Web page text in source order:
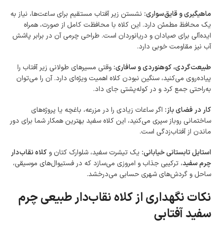
ماهیگیری و قایق‌سواری: نشستن زیر آفتاب مستقیم برای ساعت‌ها، نیاز به
یک محافظ مطمئن دارد. این کلاه با محافظت کامل از صورت، همراه
ایده‌آلی برای صیادان و دریانوردان است. طراحی چرمی آن در برابر پاشش
آب نیز مقاومت خوبی دارد.
طبیعت‌گردی، کوهنوردی و سافاری: وقتی مسیرهای طولانی زیر آفتاب را
پیاده‌روی می‌کنید، سنگین نبودن کلاه اهمیت ویژه‌ای دارد. آن را می‌توان
به‌راحتی جمع کرد و در کوله‌پشتی جای داد.
کار در فضای باز: اگر ساعات زیادی را در مزرعه، باغچه یا پروژه‌های
ساختمانی روباز سپری می‌کنید، این کلاه سفید بهترین همکار شما برای دور
ماندن از آفتاب‌زدگی است.
استایل تابستانی خیابانی: یک تیشرت سفید، شلوارک کتان و کلاه نقاب‌دار
چرم سفید، ترکیبی جذاب و امروزی می‌سازد که در فستیوال‌های موسیقی،
ساحل و گردش‌های شهری حسابی می‌درخشد.
نکات نگهداری از کلاه نقاب‌دار طبیعی چرم
سفید آفتابی